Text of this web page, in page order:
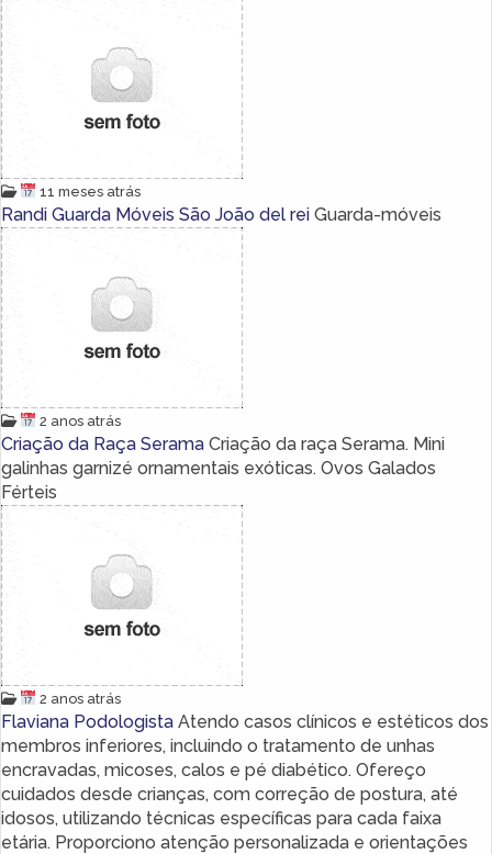
11 meses atrás
Randi Guarda Móveis São João del rei Guarda-móveis
2 anos atrás
Criação da Raça Serama Criação da raça Serama. Mini
galinhas garnizé ornamentais exóticas. Ovos Galados
Férteis
2 anos atrás
Flaviana Podologista Atendo casos clínicos e estéticos dos
membros inferiores, incluindo o tratamento de unhas
encravadas, micoses, calos e pé diabético. Ofereço
cuidados desde crianças, com correção de postura, até
idosos, utilizando técnicas específicas para cada faixa
etária. Proporciono atenção personalizada e orientações